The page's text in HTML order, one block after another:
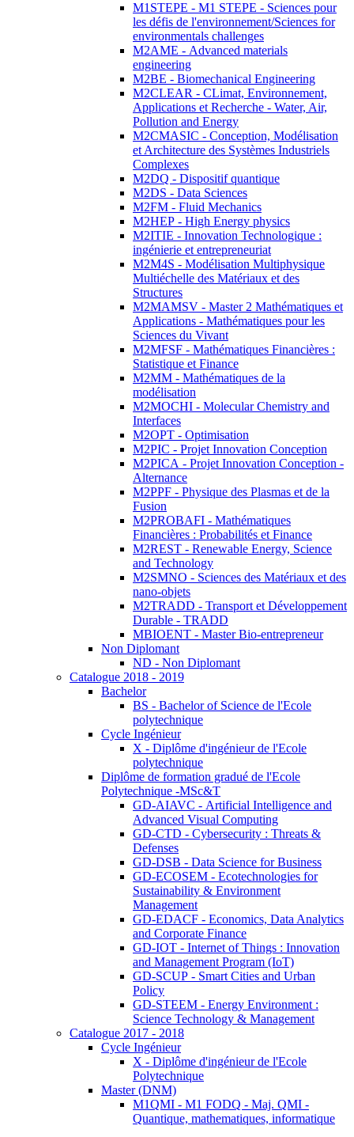
M1STEPE - M1 STEPE - Sciences pour
les défis de l'environnement/Sciences for
environmentals challenges
M2AME - Advanced materials
engineering
M2BE - Biomechanical Engineering
M2CLEAR - CLimat, Environnement,
Applications et Recherche - Water, Air,
Pollution and Energy
M2CMASIC - Conception, Modélisation
et Architecture des Systèmes Industriels
Complexes
M2DQ - Dispositif quantique
M2DS - Data Sciences
M2FM - Fluid Mechanics
M2HEP - High Energy physics
M2ITIE - Innovation Technologique :
ingénierie et entrepreneuriat
M2M4S - Modélisation Multiphysique
Multiéchelle des Matériaux et des
Structures
M2MAMSV - Master 2 Mathématiques et
Applications - Mathématiques pour les
Sciences du Vivant
M2MFSF - Mathématiques Financières :
Statistique et Finance
M2MM - Mathématiques de la
modélisation
M2MOCHI - Molecular Chemistry and
Interfaces
M2OPT - Optimisation
M2PIC - Projet Innovation Conception
M2PICA - Projet Innovation Conception -
Alternance
M2PPF - Physique des Plasmas et de la
Fusion
M2PROBAFI - Mathématiques
Financières : Probabilités et Finance
M2REST - Renewable Energy, Science
and Technology
M2SMNO - Sciences des Matériaux et des
nano-objets
M2TRADD - Transport et Développement
Durable - TRADD
MBIOENT - Master Bio-entrepreneur
Non Diplomant
ND - Non Diplomant
Catalogue 2018 - 2019
Bachelor
BS - Bachelor of Science de l'Ecole
polytechnique
Cycle Ingénieur
X - Diplôme d'ingénieur de l'Ecole
polytechnique
Diplôme de formation gradué de l'Ecole
Polytechnique -MSc&T
GD-AIAVC - Artificial Intelligence and
Advanced Visual Computing
GD-CTD - Cybersecurity : Threats &
Defenses
GD-DSB - Data Science for Business
GD-ECOSEM - Ecotechnologies for
Sustainability & Environment
Management
GD-EDACF - Economics, Data Analytics
and Corporate Finance
GD-IOT - Internet of Things : Innovation
and Management Program (IoT)
GD-SCUP - Smart Cities and Urban
Policy
GD-STEEM - Energy Environment :
Science Technology & Management
Catalogue 2017 - 2018
Cycle Ingénieur
X - Diplôme d'ingénieur de l'Ecole
Polytechnique
Master (DNM)
M1QMI - M1 FODQ - Maj. QMI -
Quantique, mathematiques, informatique